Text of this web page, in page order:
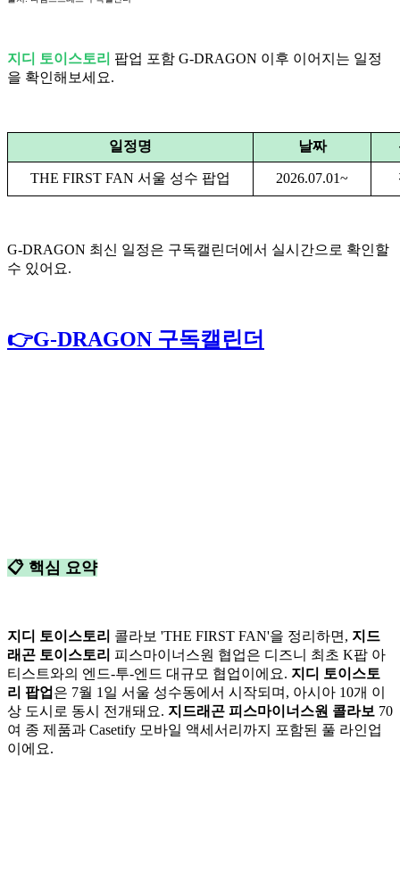
지디 토이스토리 팝업 포함 G-DRAGON 이후 이어지는 일정
을 확인해보세요.
일정명 날짜
THE FIRST FAN 서울 성수 팝업 2026.07.01~
G-DRAGON 최신 일정은 구독캘린더에서 실시간으로 확인할
수 있어요.
👉G-DRAGON 구독캘린더
📋 핵심 요약
지디 토이스토리 콜라보 'THE FIRST FAN'을 정리하면, 지드
래곤 토이스토리 피스마이너스원 협업은 디즈니 최초 K팝 아
티스트와의 엔드-투-엔드 대규모 협업이에요. 지디 토이스토
리 팝업 은 7월 1일 서울 성수동에서 시작되며, 아시아 10개 이
상 도시로 동시 전개돼요. 지드래곤 피스마이너스원 콜라보 70
여 종 제품과 Casetify 모바일 액세서리까지 포함된 풀 라인업
이에요.